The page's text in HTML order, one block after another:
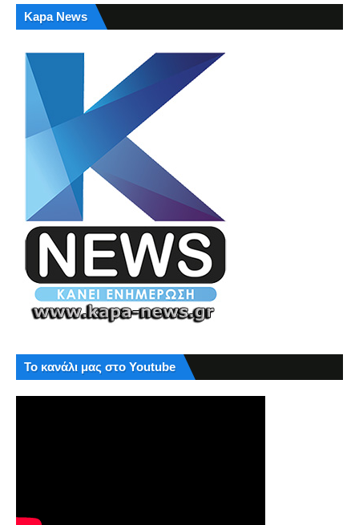
Kapa News
Το κανάλι μας στο Youtube